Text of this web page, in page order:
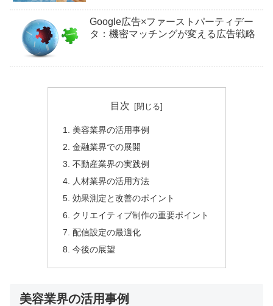
Google広告×ファーストパーティデー
タ：機密マッチングが変える広告戦略
目次
美容業界の活用事例
金融業界での展開
不動産業界の実践例
人材業界の活用方法
効果測定と改善のポイント
クリエイティブ制作の重要ポイント
配信設定の最適化
今後の展望
美容業界の活用事例